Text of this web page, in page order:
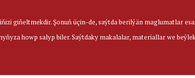
giňeltmekdir. Şonuň üçin-de, saýtda berilýän maglumatlar
howp salyp biler. Saýtdaky makalalar, materiallar we